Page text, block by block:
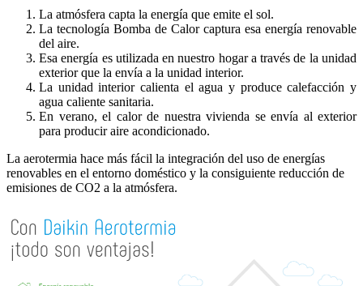
La atmósfera capta la energía que emite el sol.
La tecnología Bomba de Calor captura esa energía renovable
del aire.
Esa energía es utilizada en nuestro hogar a través de la unidad
exterior que la envía a la unidad interior.
La unidad interior calienta el agua y produce calefacción y
agua caliente sanitaria.
En verano, el calor de nuestra vivienda se envía al exterior
para producir aire acondicionado.
La aerotermia hace más fácil la integración del uso de energías
renovables en el entorno doméstico y la consiguiente reducción de
emisiones de CO2 a la atmósfera.